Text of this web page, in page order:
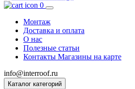
0
Монтаж
Доставка и оплата
О нас
Полезные статьи
Контакты Магазины на карте
info@interroof.ru
Каталог категорий